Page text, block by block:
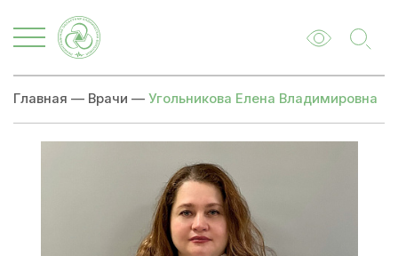
Главная — Врачи — Угольникова Елена Владимировна